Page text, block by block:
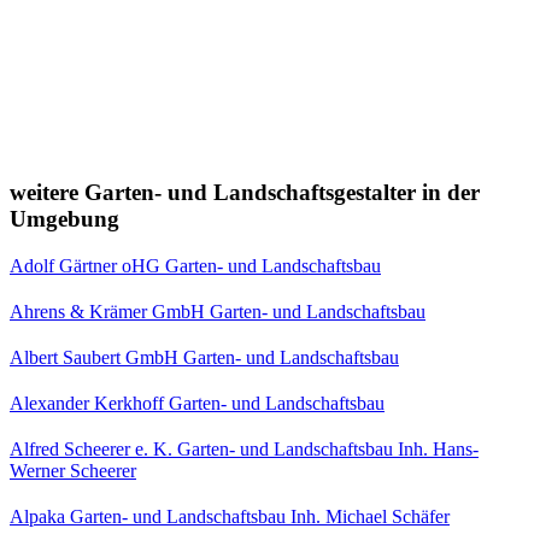
weitere Garten- und Landschaftsgestalter in der
Umgebung
Adolf Gärtner oHG Garten- und Landschaftsbau
Ahrens & Krämer GmbH Garten- und Landschaftsbau
Albert Saubert GmbH Garten- und Landschaftsbau
Alexander Kerkhoff Garten- und Landschaftsbau
Alfred Scheerer e. K. Garten- und Landschaftsbau Inh. Hans-
Werner Scheerer
Alpaka Garten- und Landschaftsbau Inh. Michael Schäfer